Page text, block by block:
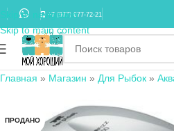
Skip to navigation
Skip to main content
+7 (977) 677-72-21
Главная » Магазин » Для Рыбок »
ПРОДАНО